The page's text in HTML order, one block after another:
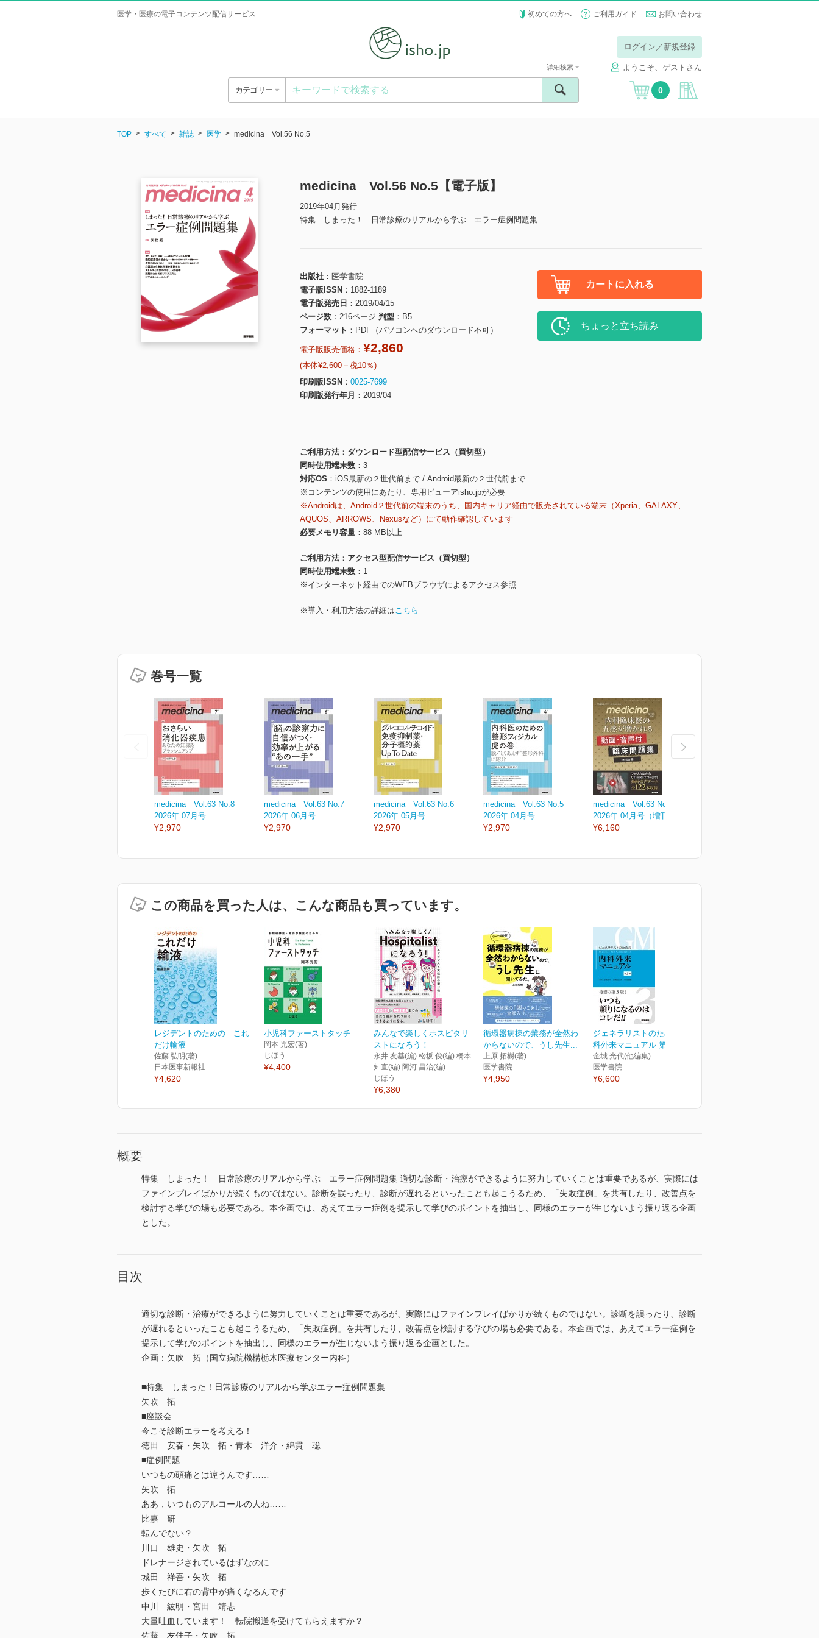
医学・医療の電子コンテンツ配信サービス 初めての方へ ご利用ガイド お問い合わせ
ログイン／新規登録
ようこそ、ゲストさん
カテゴリー
詳細検索
0
TOP すべて 雑誌 医学 medicina Vol.56 No.5
medicina Vol.56 No.5【電子版】
2019年04月発行
特集 しまった！ 日常診療のリアルから学ぶ エラー症例問題集
出版社
医学書院
電子版ISSN
1882-1189
電子版発売日
2019/04/15
ページ数
216ページ 判型
B5
フォーマット
PDF（パソコンへのダウンロード不可）
電子版販売価格： ¥2,860
(本体¥2,600＋税10％)
印刷版ISSN
0025-7699
印刷版発行年月
2019/04
カートに入れる
ちょっと立ち読み
ご利用方法
ダウンロード型配信サービス（買切型）
同時使用端末数
3
対応OS
iOS最新の２世代前まで / Android最新の２世代前まで
※コンテンツの使用にあたり、専用ビューアisho.jpが必要
※Androidは、Android２世代前の端末のうち、国内キャリア経由で販売されている端末（Xperia、GALAXY、
AQUOS、ARROWS、Nexusなど）にて動作確認しています
必要メモリ容量
88 MB以上
ご利用方法
アクセス型配信サービス（買切型）
同時使用端末数
1
※インターネット経由でのWEBブラウザによるアクセス参照
※導入・利用方法の詳細はこちら
巻号一覧
medicina Vol.63 No.8
2026年 07月号
¥2,970
medicina Vol.63 No.7
2026年 06月号
¥2,970
medicina Vol.63 No.6
2026年 05月号
¥2,970
medicina Vol.63 No.5
2026年 04月号
¥2,970
medicina Vol.63 No.4
2026年 04月号（増刊号）
¥6,160
この商品を買った人は、こんな商品も買っています。
レジデントのための これ
だけ輸液
佐藤 弘明(著)
日本医事新報社
¥4,620
小児科ファーストタッチ
岡本 光宏(著)
じほう
¥4,400
みんなで楽しくホスピタリ
ストになろう！
永井 友基(編) 松坂 俊(編) 橋本
知直(編) 阿河 昌治(編)
じほう
¥6,380
循環器病棟の業務が全然わ
からないので、うし先生...
上原 拓樹(著)
医学書院
¥4,950
ジェネラリストのための内
科外来マニュアル 第3版
金城 光代(他編集)
医学書院
¥6,600
概要
特集 しまった！ 日常診療のリアルから学ぶ エラー症例問題集 適切な診断・治療ができるように努力していくことは重要であるが、実際には
ファインプレイばかりが続くものではない。診断を誤ったり、診断が遅れるといったことも起こうるため、「失敗症例」を共有したり、改善点を
検討する学びの場も必要である。本企画では、あえてエラー症例を提示して学びのポイントを抽出し、同様のエラーが生じないよう振り返る企画
とした。
目次
適切な診断・治療ができるように努力していくことは重要であるが、実際にはファインプレイばかりが続くものではない。診断を誤ったり、診断
が遅れるといったことも起こうるため、「失敗症例」を共有したり、改善点を検討する学びの場も必要である。本企画では、あえてエラー症例を
提示して学びのポイントを抽出し、同様のエラーが生じないよう振り返る企画とした。
企画：矢吹 拓（国立病院機構栃木医療センター内科）
■特集 しまった！日常診療のリアルから学ぶエラー症例問題集
矢吹 拓
■座談会
今こそ診断エラーを考える！
徳田 安春・矢吹 拓・青木 洋介・綿貫 聡
■症例問題
いつもの頭痛とは違うんです……
矢吹 拓
ああ，いつものアルコールの人ね……
比嘉 研
転んでない？
川口 雄史・矢吹 拓
ドレナージされているはずなのに……
城田 祥吾・矢吹 拓
歩くたびに右の背中が痛くなるんです
中川 紘明・宮田 靖志
大量吐血しています！ 転院搬送を受けてもらえますか？
佐藤 友佳子・矢吹 拓